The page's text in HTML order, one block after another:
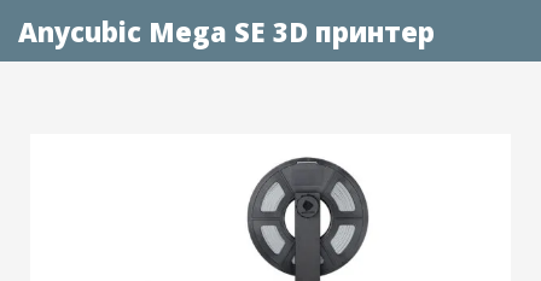
Anycubic Mega SE 3D принтер